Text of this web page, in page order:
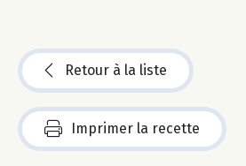
Retour à la liste
Imprimer la recette